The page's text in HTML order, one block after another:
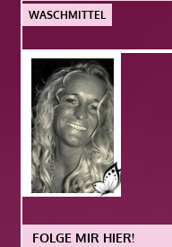
WASCHMITTEL
FOLGE MIR HIER!